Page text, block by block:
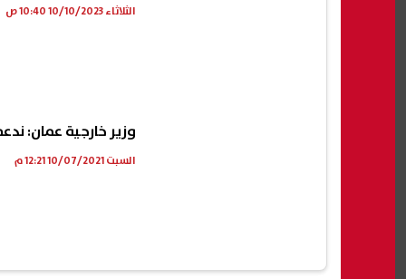
الثلاثاء 10/10/2023 10:40 ص
وزير خارجية عمان:
السبت 10/07/2021 12:21 م